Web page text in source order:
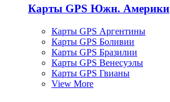
Карты GPS Южн. Америки
Карты GPS Аргентины
Карты GPS Боливии
Карты GPS Бразилии
Карты GPS Венесуэлы
Карты GPS Гвианы
View More